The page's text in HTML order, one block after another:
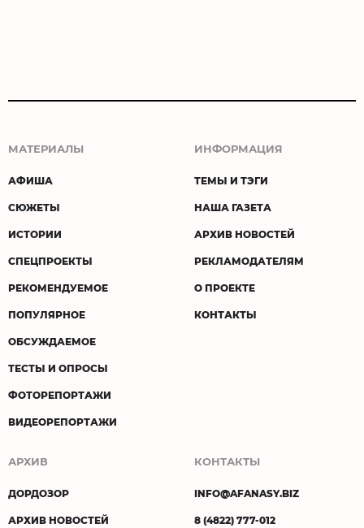
МАТЕРИАЛЫ
АФИША
СЮЖЕТЫ
ИСТОРИИ
СПЕЦПРОЕКТЫ
РЕКОМЕНДУЕМОЕ
ПОПУЛЯРНОЕ
ОБСУЖДАЕМОЕ
ТЕСТЫ И ОПРОСЫ
ФОТОРЕПОРТАЖИ
ВИДЕОРЕПОРТАЖИ
ИНФОРМАЦИЯ
ТЕМЫ И ТЭГИ
НАША ГАЗЕТА
АРХИВ НОВОСТЕЙ
РЕКЛАМОДАТЕЛЯМ
О ПРОЕКТЕ
КОНТАКТЫ
АРХИВ
ДОРДОЗОР
АРХИВ НОВОСТЕЙ
КОНТАКТЫ
INFO@AFANASY.BIZ
8 (4822) 777-012